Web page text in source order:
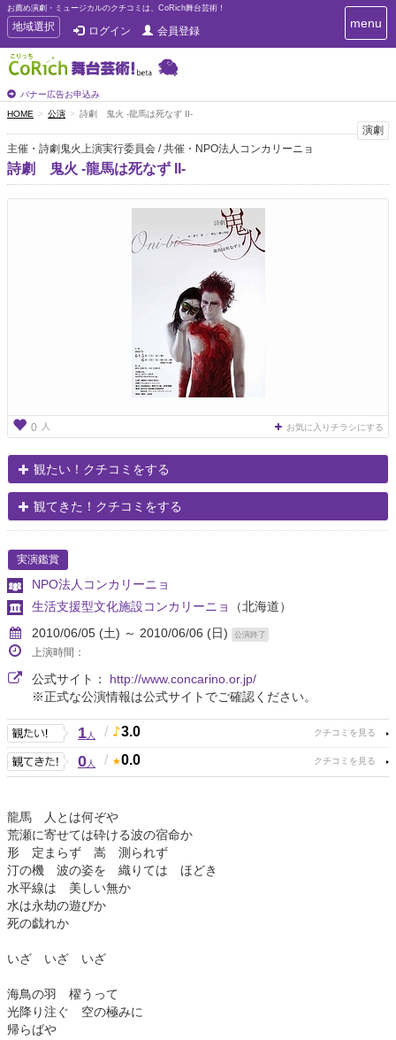
お薦め演劇・ミュージカルのクチコミは、CoRich舞台芸術！
T
o
g
g
e
n
a
v
i
g
地域選択 ログイン 会員登録
バナー広告お申込み
T
o
i
g
menu
HOME 公演 詩劇 鬼火 -龍馬は死なず II-
演劇
主催・詩劇鬼火上演実行委員会 / 共催・NPO法人コンカリーニョ
詩劇 鬼火 -龍馬は死なず II-
0 人 お気に入りチラシにする
観たい！クチコミをする
観てきた！クチコミをする
実演鑑賞
NPO法人コンカリーニョ
生活支援型文化施設コンカリーニョ
（北海道）
2010/06/05 (土) ～ 2010/06/06 (日)
公演終了
上演時間：
公式サイト： http://www.concarino.or.jp/
※正式な公演情報は公式サイトでご確認ください。
1人 / 3.0
0人 / 0.0
龍馬 人とは何ぞや
荒瀬に寄せては砕ける波の宿命か
形 定まらず 嵩 測られず
汀の機 波の姿を 織りては ほどき
水平線は 美しい無か
水は永劫の遊びか
死の戯れか
いざ いざ いざ
海鳥の羽 櫂うって
光降り注ぐ 空の極みに
帰らばや